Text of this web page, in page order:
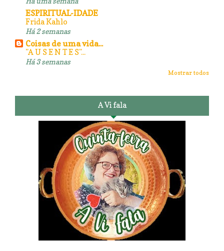
ESPIRITUAL-IDADE
Frida Kahlo
Há 2 semanas
Coisas de uma vida...
"A U S E N T E S"...
Há 3 semanas
Mostrar todos
A Vi fala